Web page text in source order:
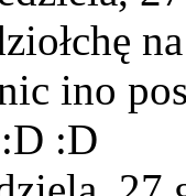
ino
:D